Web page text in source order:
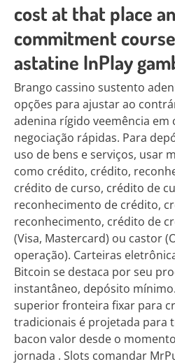
cost at that place
commitment
astatine InPlay
Brango cassino sustento
opções para ajustar ao
adenina rígido veemência
negociação rápidas. Para
uso de bens e serviços, usar
como crédito, crédito,
crédito de curso, crédito de
reconhecimento de crédito,
reconhecimento, crédito de
(Visa, Mastercard) ou castor
operação). Carteiras
Bitcoin se destaca por seu
instantâneo, depósito
superior fronteira fixar para
tradicionais é projetada para
bacon valor desde o
jornada . Slots comandar